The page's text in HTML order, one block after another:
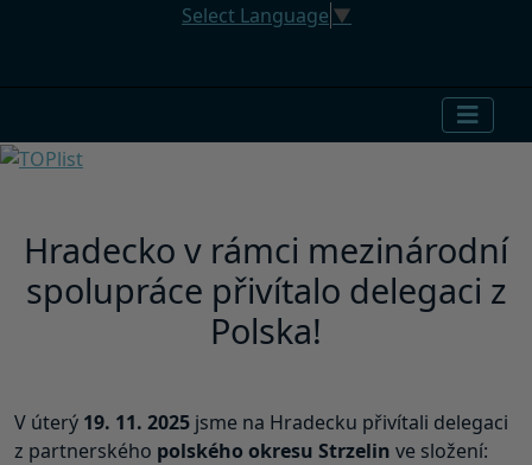
Select Language ▼
Hradecko v rámci mezinárodní
spolupráce přivítalo delegaci z
Polska!
V úterý 19. 11. 2025 jsme na Hradecku přivítali delegaci
z partnerského polského okresu Strzelin ve složení: